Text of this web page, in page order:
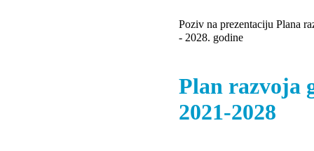
Poziv na prezentaciju Plana
- 2028. godine
Plan razvoja
2021-2028